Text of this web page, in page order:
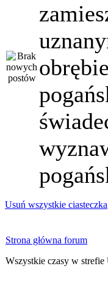
Usuń wszystkie ciasteczka
Strona główna forum
Wszystkie czasy w